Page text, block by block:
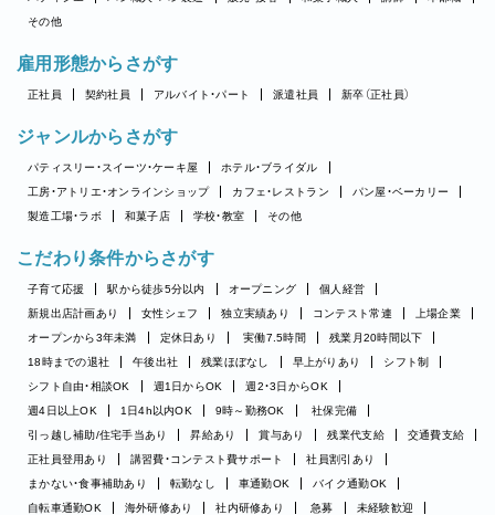
その他
雇用形態からさがす
正社員 契約社員 アルバイト・パート 派遣社員 新卒（正社員）
ジャンルからさがす
パティスリー・スイーツ・ケーキ屋
ホテル・ブライダル
工房・アトリエ・オンラインショップ
カフェ・レストラン
パン屋・ベーカリー
製造工場・ラボ
和菓子店 学校・教室 その他
こだわり条件からさがす
子育て応援 駅から徒歩5分以内 オープニング
個人経営
新規出店計画あり
女性シェフ 独立実績あり コンテスト常連
上場企業
オープンから3年未満
定休日あり 実働7.5時間
残業月20時間以下
18時までの退社
午後出社 残業ほぼなし 早上がりあり
シフト制
シフト自由・相談OK
週1日からOK
週2・3日からOK
週4日以上OK
1日4h以内OK 9時～勤務OK
社保完備
引っ越し補助/住宅手当あり
昇給あり 賞与あり 残業代支給
交通費支給
正社員登用あり
講習費・コンテスト費サポート
社員割引あり
まかない・食事補助あり
転勤なし 車通勤OK
バイク通勤OK
自転車通勤OK
海外研修あり 社内研修あり 急募
未経験歓迎